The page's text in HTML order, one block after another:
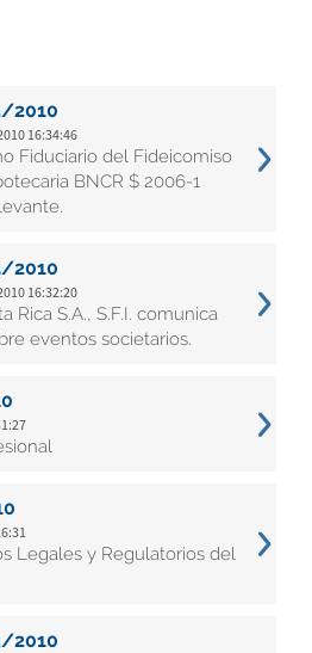
2010
16:34:46
Fiduciario del Fideicomiso
BNCR $ 2006-1
2010
16:32:20
Rica S.A., S.F.I. comunica
eventos societarios.
Legales y Regulatorios del
2010